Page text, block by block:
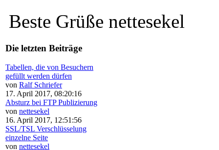
Beste Grüße nettesekel
Die letzten Beiträge
Tabellen, die von Besuchern
gefüllt werden dürfen
von Ralf Schriefer
17. April 2017, 08:20:16
Absturz bei FTP Publizierung
von nettesekel
16. April 2017, 12:51:56
SSL/TSL Verschlüsselung
einzelne Seite
von nettesekel